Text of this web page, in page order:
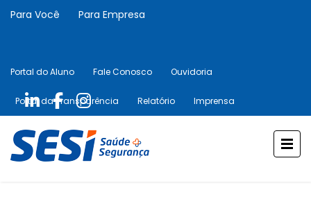
Para Você Para Empresa
Portal do Aluno Fale Conosco Ouvidoria
Portal da Transparência Relatório Imprensa